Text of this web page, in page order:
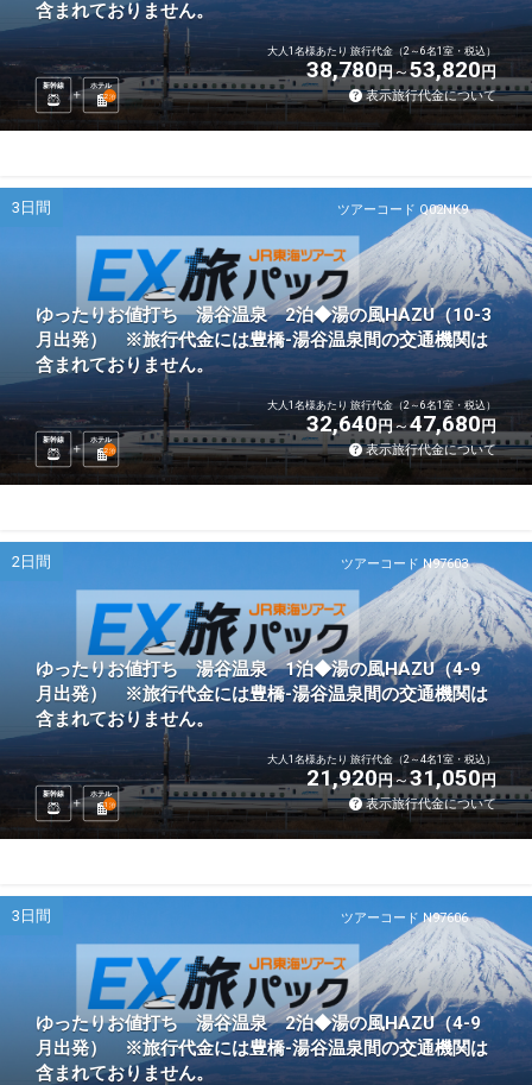
含まれておりません。
新幹線
ホテル
2泊
大人1名様あたり 旅行代金（2～6名1室・税込）
38,780円 53,820円
表示旅行代金について
ツアーコード Q02NK9
3日間
ゆったりお値打ち 湯谷温泉 2泊◆湯の風HAZU（10-3
月出発） ※旅行代金には豊橋-湯谷温泉間の交通機関は
含まれておりません。
新幹線
ホテル
2泊
大人1名様あたり 旅行代金（2～6名1室・税込）
32,640円 47,680円
表示旅行代金について
ツアーコード N97603
2日間
ゆったりお値打ち 湯谷温泉 1泊◆湯の風HAZU（4-9
月出発） ※旅行代金には豊橋-湯谷温泉間の交通機関は
含まれておりません。
新幹線
ホテル
1 泊
大人1名様あたり 旅行代金（2～4名1室・税込）
21,920円 31,050円
表示旅行代金について
ツアーコード N97606
3日間
ゆったりお値打ち 湯谷温泉 2泊◆湯の風HAZU（4-9
月出発） ※旅行代金には豊橋-湯谷温泉間の交通機関は
含まれておりません。